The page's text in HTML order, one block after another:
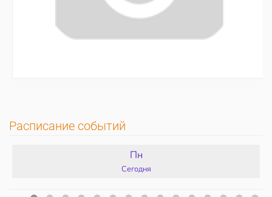
Расписание событий
Пн
Сегодня